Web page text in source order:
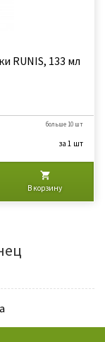
RUNIS, 133 мл
больше 10 шт
за 1 шт
В корзину